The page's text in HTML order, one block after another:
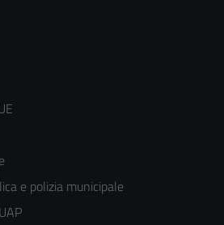
e polizia municipale